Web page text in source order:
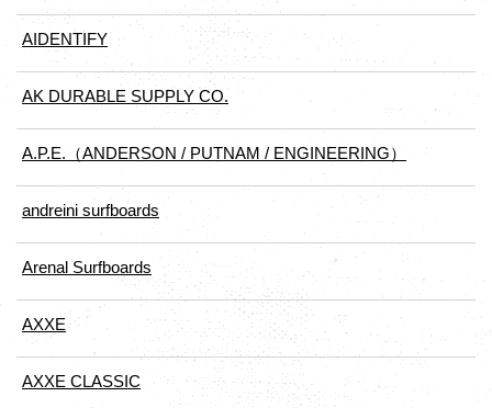
AIDENTIFY
AK DURABLE SUPPLY CO.
A.P.E.（ANDERSON / PUTNAM / ENGINEERING）
andreini surfboards
Arenal Surfboards
AXXE
AXXE CLASSIC